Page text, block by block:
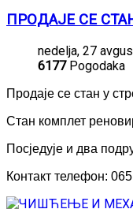
ПРОДАЈЕ СЕ
nedelja, 27
6177Pogodaka
Продаје се стан у
Стан комплет
Посједује и два
Контакт телефон: